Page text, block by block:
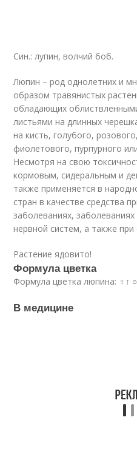
Син.: лупин, волчий боб.
Люпин – род однолетних и
образом травянистых
обладающих
листьями на длинных
на кисть, голубого,
фиолетового, пурпурного
Несмотря на свою
кормовым, сидеральным и
также применяется в
стран в качестве средства
заболеваниях,
нервной систем, а также
Растение ядовито!
Формула цветка
Формула цветка люпина: ♀↑
В медицине